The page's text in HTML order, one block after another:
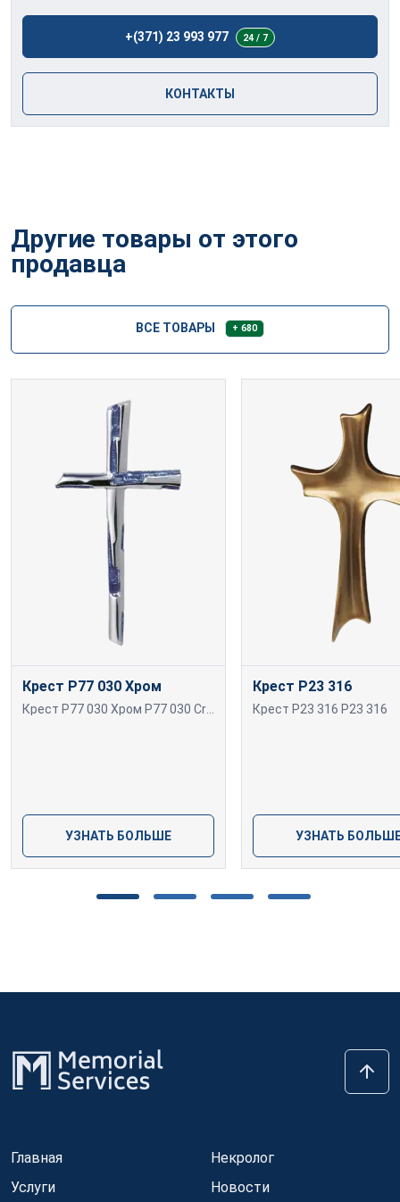
+(371) 23 993 977 24 / 7
КОНТАКТЫ
Другие товары от этого
продавца
ВСЕ ТОВАРЫ + 680
Крест P77 030 Хром
УЗНАТЬ БОЛЬШЕ
Крест P23 316
Крест P23 316 P23 316
УЗНАТЬ
Главная
Услуги
Некролог
Новости